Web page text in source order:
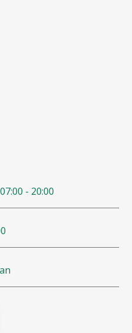
- 20:00